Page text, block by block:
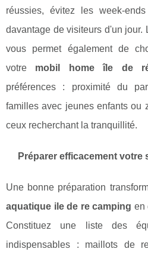
réussies, évitez les week-
davantage de visiteurs d'un jour.
vous permet également de
votre mobil home île de
préférences : proximité du
familles avec jeunes enfants ou
ceux recherchant la tranquillité.
Préparer efficacement votre
Une bonne préparation
aquatique ile de re camping en
Constituez une liste des
indispensables : maillots de